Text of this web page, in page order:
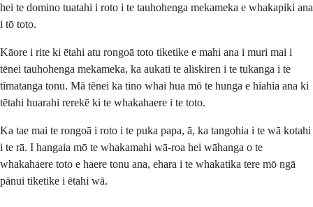
hei te domino tuatahi i roto i te tauhohenga mekameka e whakapiki ana
i tō toto.
Kāore i rite ki ētahi atu rongoā toto tiketike e mahi ana i muri mai i
tēnei tauhohenga mekameka, ka aukati te aliskiren i te tukanga i te
tīmatanga tonu. Mā tēnei ka tino whai hua mō te hunga e hiahia ana ki
tētahi huarahi rerekē ki te whakahaere i te toto.
Ka tae mai te rongoā i roto i te puka papa, ā, ka tangohia i te wā kotahi
i te rā. I hangaia mō te whakamahi wā-roa hei wāhanga o te
whakahaere toto e haere tonu ana, ehara i te whakatika tere mō ngā
pānui tiketike i ētahi wā.